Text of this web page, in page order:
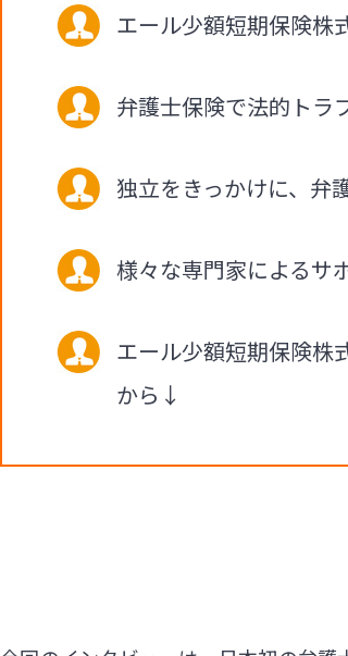
エール少額短期保険
弁護士保険で法的トラ
独立をきっかけに、弁
様々な専門家によるサ
エール少額短期保険株
から↓